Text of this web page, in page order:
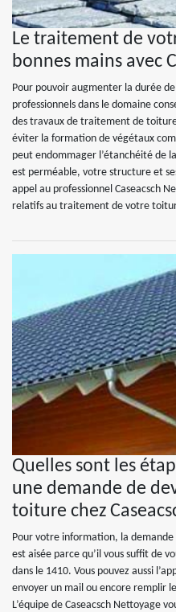
Le traitement de
bonnes mains avec
Pour pouvoir augmenter la durée
professionnels dans le domaine
des travaux de traitement de
éviter la formation de végétaux
peut endommager l’étanchéité de
est perméable, votre structure et
appel au professionnel Caseacsch
relatifs au traitement de votre
Quelles sont les
une demande de
toiture chez
Pour votre information, la demande
est aisée parce qu’il vous suffit de
dans le 1410. Vous pouvez aussi
envoyer un mail ou encore remplir
L’équipe de Caseacsch Nettoyage